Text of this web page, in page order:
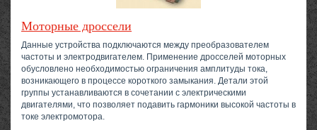
Моторные дроссели
Данные устройства подключаются между преобразователем
частоты и электродвигателем. Применение дросселей моторных
обусловлено необходимостью ограничения амплитуды тока,
возникающего в процессе короткого замыкания. Детали этой
группы устанавливаются в сочетании с электрическими
двигателями, что позволяет подавить гармоники высокой частоты в
токе электромотора.